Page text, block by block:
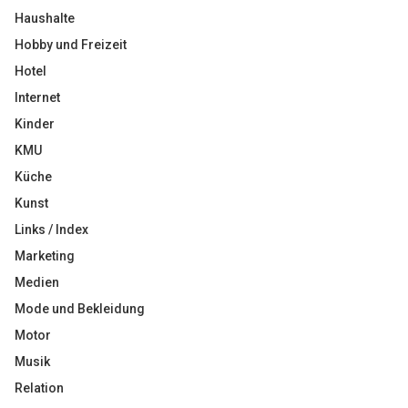
Haushalte
Hobby und Freizeit
Hotel
Internet
Kinder
KMU
Küche
Kunst
Links / Index
Marketing
Medien
Mode und Bekleidung
Motor
Musik
Relation